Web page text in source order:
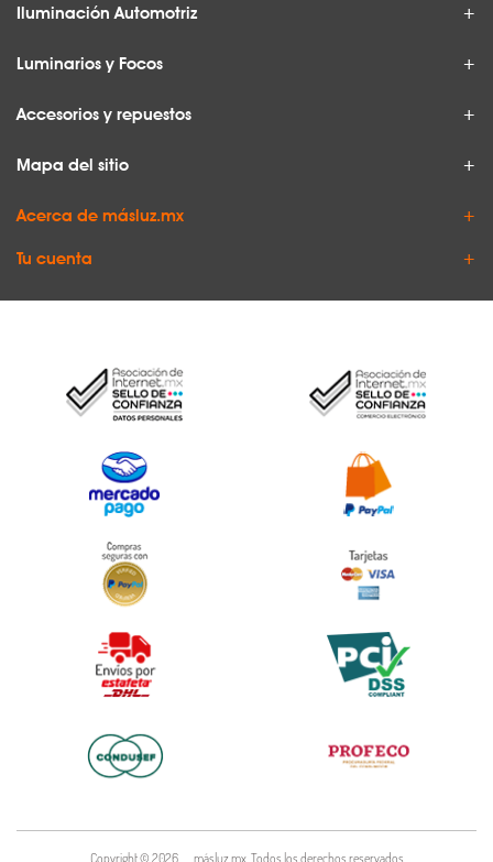
Iluminación Automotriz
Luminarios y Focos
Accesorios y repuestos
Mapa del sitio
Acerca de másluz.mx
Tu cuenta
Copyright © 2026 másluz.mx. Todos los derechos reservados